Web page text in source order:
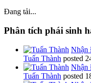
Đang tải...
Phân tích phái sinh
Nhận
Tuấn Thành posted
Nhận
Tuấn Thành posted